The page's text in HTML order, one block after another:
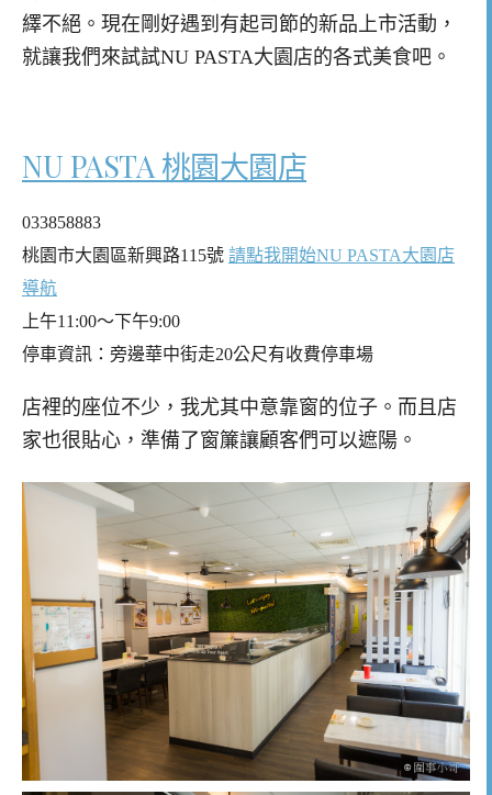
繹不絕。現在剛好遇到有起司節的新品上市活動，
就讓我們來試試NU PASTA大園店的各式美食吧。
NU PASTA 桃園大園店
033858883
桃園市大園區新興路115號 請點我開始NU PASTA大園店
導航
上午11:00～下午9:00
停車資訊：旁邊華中街走20公尺有收費停車場
店裡的座位不少，我尤其中意靠窗的位子。而且店
家也很貼心，準備了窗簾讓顧客們可以遮陽。